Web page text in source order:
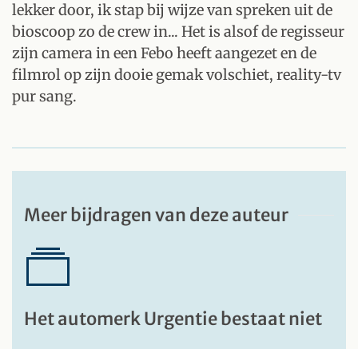
lekker door, ik stap bij wijze van spreken uit de
bioscoop zo de crew in... Het is alsof de regisseur
zijn camera in een Febo heeft aangezet en de
filmrol op zijn dooie gemak volschiet, reality-tv
pur sang.
Meer bijdragen van deze auteur
Het automerk Urgentie bestaat niet